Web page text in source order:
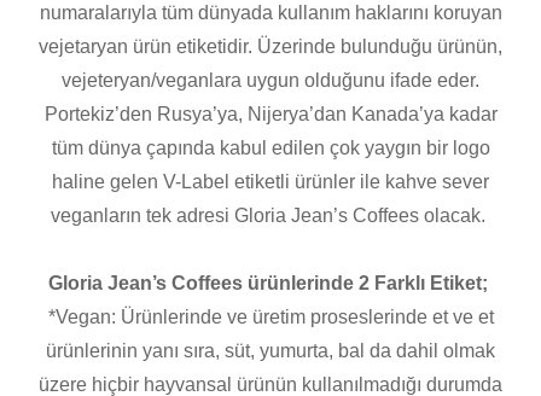
numaralarıyla tüm dünyada kullanım haklarını koruyan
vejetaryan ürün etiketidir. Üzerinde bulunduğu ürünün,
vejeteryan/veganlara uygun olduğunu ifade eder.
Portekiz’den Rusya’ya, Nijerya’dan Kanada’ya kadar
tüm dünya çapında kabul edilen çok yaygın bir logo
haline gelen V-Label etiketli ürünler ile kahve sever
veganların tek adresi Gloria Jean’s Coffees olacak.
Gloria Jean’s Coffees ürünlerinde 2 Farklı Etiket;
*Vegan: Ürünlerinde ve üretim proseslerinde et ve et
ürünlerinin yanı sıra, süt, yumurta, bal da dahil olmak
üzere hiçbir hayvansal ürünün kullanılmadığı durumda